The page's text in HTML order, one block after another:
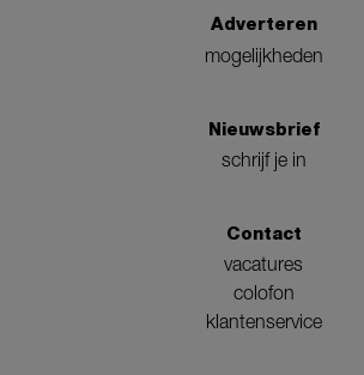
Adverteren
mogelijkheden
Nieuwsbrief
schrijf je in
Contact
vacatures
colofon
klantenservice